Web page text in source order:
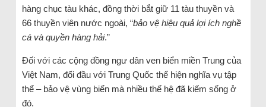
hàng chục tàu khác, đồng thời bắt giữ 11 tàu thuyền và
66 thuyền viên nước ngoài, “bảo vệ hiệu quả lợi ích nghề
cá và quyền hàng hải.”
Đối với các cộng đồng ngư dân ven biển miền Trung của
Việt Nam, đối đầu với Trung Quốc thể hiện nghĩa vụ tập
thể – bảo vệ vùng biển mà nhiều thế hệ đã kiếm sống ở
đó.